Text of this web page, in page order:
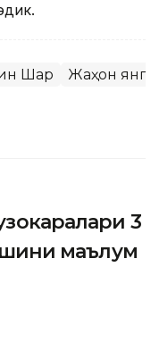
Шарқ Жаҳон
3
маълум